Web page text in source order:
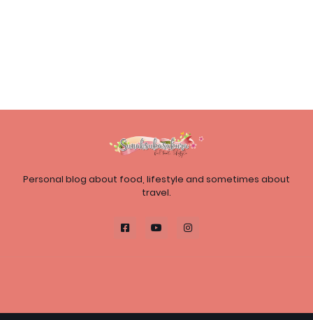
Personal blog about food, lifestyle and sometimes about
travel.